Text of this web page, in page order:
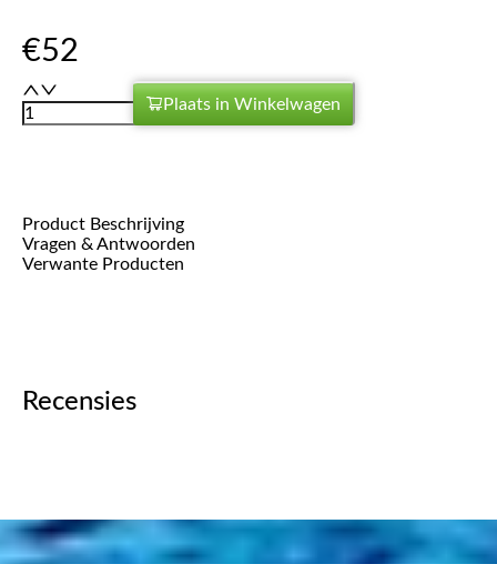
€52
Plaats in Winkelwagen
Product Beschrijving
Vragen & Antwoorden
Verwante Producten
Recensies